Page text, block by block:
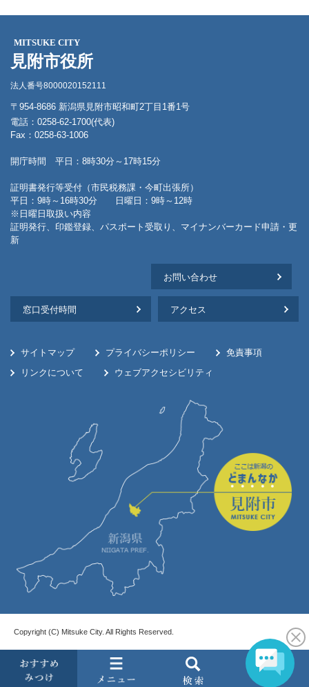
MITSUKE CITY
見附市役所
法人番号8000020152111
〒954-8686 新潟県見附市昭和町2丁目1番1号
電話：0258-62-1700(代表)
Fax：0258-63-1006
開庁時間 平日：8時30分～17時15分
証明書発行等受付（市民税務課・今町出張所）
平日：9時～16時30分 日曜日：9時～12時
※日曜日取扱い内容
証明発行、印鑑登録、パスポート受取り、マイナンバーカード申請・更
新
お問い合わせ
窓口受付時間 アクセス
サイトマップ プライバシーポリシー
免責事項
リンクについて
ウェブアクセシビリティ
Copyright (C) Mitsuke City. All Rights Reserved.